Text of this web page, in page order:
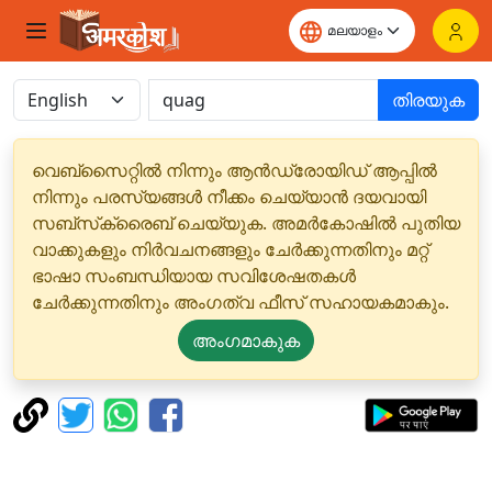
തിരയുക
വെബ്‌സൈറ്റിൽ നിന്നും ആൻഡ്രോയിഡ് ആപ്പിൽ
നിന്നും പരസ്യങ്ങൾ നീക്കം ചെയ്യാൻ ദയവായി
സബ്‌സ്‌ക്രൈബ് ചെയ്യുക. അമർകോഷിൽ പുതിയ
വാക്കുകളും നിർവചനങ്ങളും ചേർക്കുന്നതിനും മറ്റ്
ഭാഷാ സംബന്ധിയായ സവിശേഷതകൾ
ചേർക്കുന്നതിനും അംഗത്വ ഫീസ് സഹായകമാകും.
അംഗമാകുക